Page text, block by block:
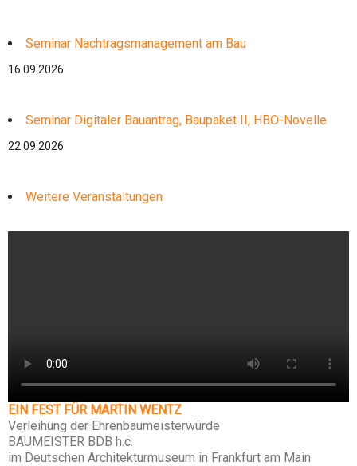
Seminar Nachtragsmanagement am Bau
16.09.2026
Seminar Digitaler Bauantrag, Baupaket II, HBO-Novelle
22.09.2026
Weitere Veranstaltungen
EIN FEST FÜR MARTIN WENTZ
Verleihung der Ehrenbaumeisterwürde
BAUMEISTER BDB h.c.
im Deutschen Architekturmuseum in Frankfurt am Main